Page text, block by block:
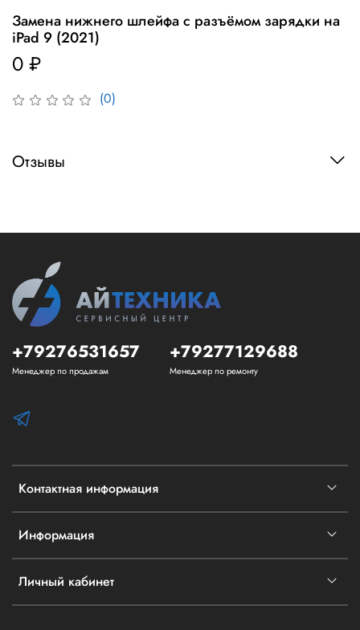
(0)
Замена нижнего шлейфа с разъёмом зарядки на
iPad 9 (2021)
0 ₽
Отзывы
Контактная информация
Информация
Личный кабинет
+79276531657
Менеджер по продажам
+79277129688
Менеджер по ремонту